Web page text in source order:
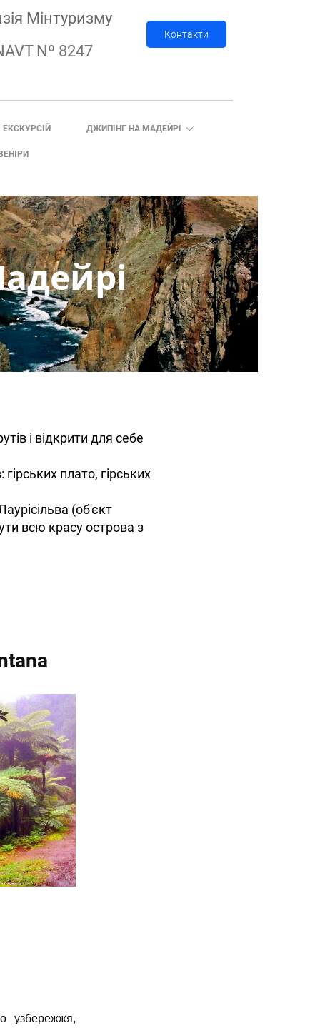
Мінтуризму
Nº 8247
Контакти
ДЖИПIНГ НА МАДЕЙРI
і відкрити для себе
плато, гірських
(об'єкт
всю красу острова з
узбережжя,